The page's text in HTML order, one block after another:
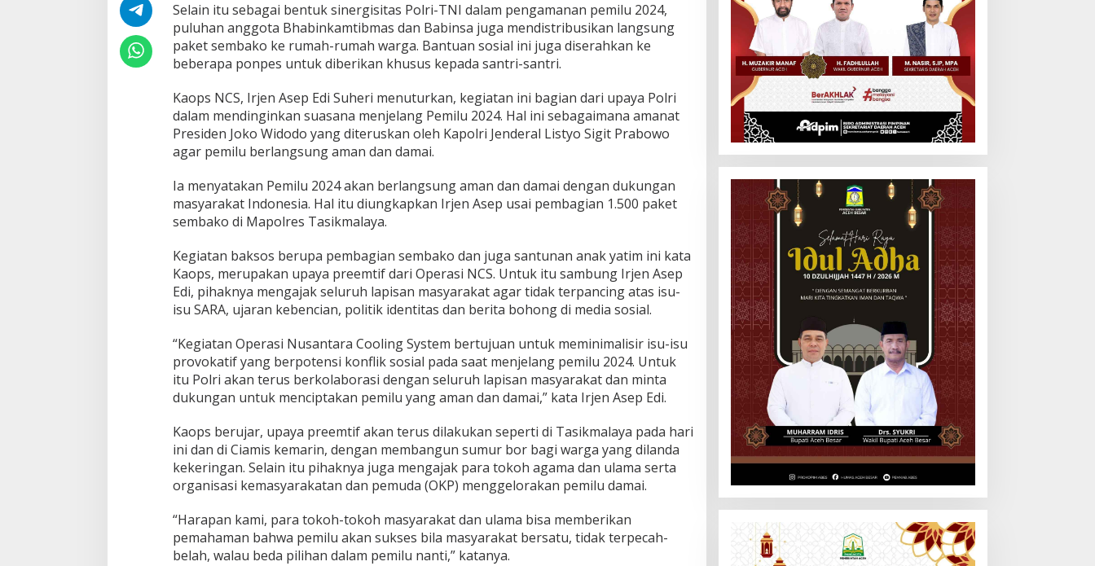
Selain itu sebagai bentuk sinergisitas Polri-TNI dalam pengamanan pemilu 2024,
puluhan anggota Bhabinkamtibmas dan Babinsa juga mendistribusikan langsung
paket sembako ke rumah-rumah warga. Bantuan sosial ini juga diserahkan ke
beberapa ponpes untuk diberikan khusus kepada santri-santri.
Kaops NCS, Irjen Asep Edi Suheri menuturkan, kegiatan ini bagian dari upaya Polri
dalam mendinginkan suasana menjelang Pemilu 2024. Hal ini sebagaimana amanat
Presiden Joko Widodo yang diteruskan oleh Kapolri Jenderal Listyo Sigit Prabowo
agar pemilu berlangsung aman dan damai.
Ia menyatakan Pemilu 2024 akan berlangsung aman dan damai dengan dukungan
masyarakat Indonesia. Hal itu diungkapkan Irjen Asep usai pembagian 1.500 paket
sembako di Mapolres Tasikmalaya.
Kegiatan baksos berupa pembagian sembako dan juga santunan anak yatim ini kata
Kaops, merupakan upaya preemtif dari Operasi NCS. Untuk itu sambung Irjen Asep
Edi, pihaknya mengajak seluruh lapisan masyarakat agar tidak terpancing atas isu-
isu SARA, ujaran kebencian, politik identitas dan berita bohong di media sosial.
“Kegiatan Operasi Nusantara Cooling System bertujuan untuk meminimalisir isu-isu
provokatif yang berpotensi konflik sosial pada saat menjelang pemilu 2024. Untuk
itu Polri akan terus berkolaborasi dengan seluruh lapisan masyarakat dan minta
dukungan untuk menciptakan pemilu yang aman dan damai,” kata Irjen Asep Edi.
Kaops berujar, upaya preemtif akan terus dilakukan seperti di Tasikmalaya pada hari
ini dan di Ciamis kemarin, dengan membangun sumur bor bagi warga yang dilanda
kekeringan. Selain itu pihaknya juga mengajak para tokoh agama dan ulama serta
organisasi kemasyarakatan dan pemuda (OKP) menggelorakan pemilu damai.
“Harapan kami, para tokoh-tokoh masyarakat dan ulama bisa memberikan
pemahaman bahwa pemilu akan sukses bila masyarakat bersatu, tidak terpecah-
belah, walau beda pilihan dalam pemilu nanti,” katanya.